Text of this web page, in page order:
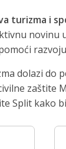
turizma i
novinu
dolazi do
zaštite
Split kako